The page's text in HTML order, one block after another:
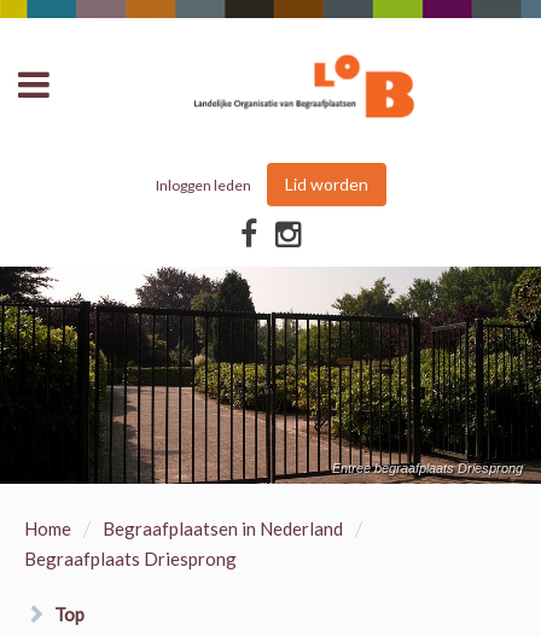
Inloggen leden Lid worden
Entree begraafplaats Driesprong
Home / Begraafplaatsen in Nederland /
Begraafplaats Driesprong
Top